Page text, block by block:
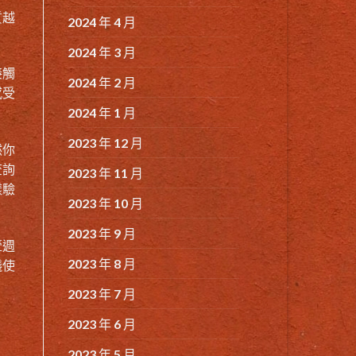
2024 年 4 月
2024 年 3 月
2024 年 2 月
2024 年 1 月
2023 年 12 月
2023 年 11 月
2023 年 10 月
2023 年 9 月
2023 年 8 月
2023 年 7 月
2023 年 6 月